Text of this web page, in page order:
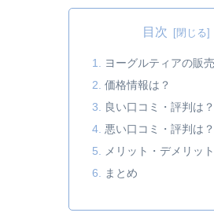
目次
ヨーグルティアの販
価格情報は？
良い口コミ・評判は？
悪い口コミ・評判は？
メリット・デメリッ
まとめ